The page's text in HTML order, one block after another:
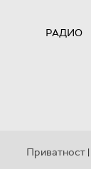
РАДИО
Приватност |